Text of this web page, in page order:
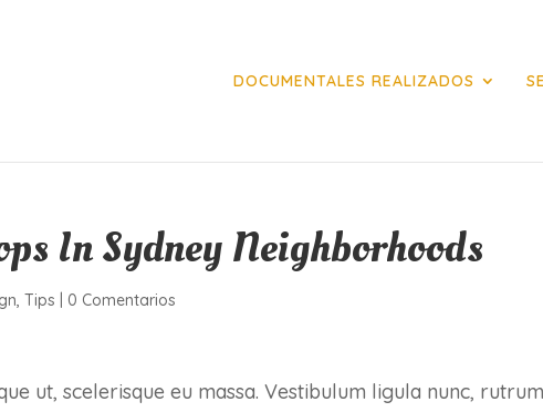
DOCUMENTALES REALIZADOS
In Sydney Neighborhoods
,Tips 0 Comentarios
ut, scelerisque eu massa. Vestibulum ligula nunc,